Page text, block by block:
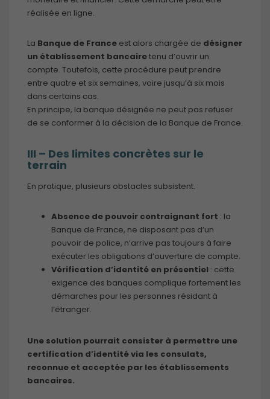
réalisée en ligne.
La Banque de France est alors chargée de désigner
un établissement bancairetenu d’ouvrir un
compte. Toutefois, cette procédure peut prendre
entre quatre et six semaines, voire jusqu’à six mois
dans certains cas.
En principe, la banque désignée ne peut pas refuser
de se conformer à la décision de la Banque de France.
III – Des limites concrètes sur le
terrain
En pratique, plusieurs obstacles subsistent.
Absence de pouvoir contraignant fort : la
Banque de France, ne disposant pas d’un
pouvoir de police, n’arrive pas toujours à faire
exécuter les obligations d’ouverture de compte.
Vérification d’identité en présentiel : cette
exigence des banques complique fortement les
démarches pour les personnes résidant à
l’étranger.
Une solution pourrait consister à permettre une
certification d’identité via les consulats,
reconnue et acceptée par les établissements
bancaires.